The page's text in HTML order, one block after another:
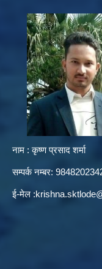
नाम : कृष्ण प्रसाद शर्मा
सम्पर्क नम्बर:
ई-मेल :